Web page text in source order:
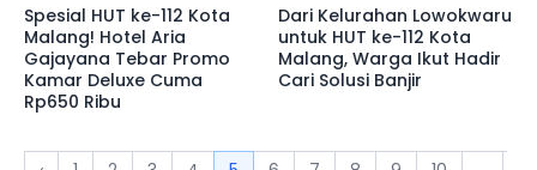
Spesial HUT ke-112 Kota
Malang! Hotel Aria
Gajayana Tebar Promo
Kamar Deluxe Cuma
Rp650 Ribu
Dari Kelurahan Lowokwaru
untuk HUT ke-112 Kota
Malang, Warga Ikut Hadir
Cari Solusi Banjir